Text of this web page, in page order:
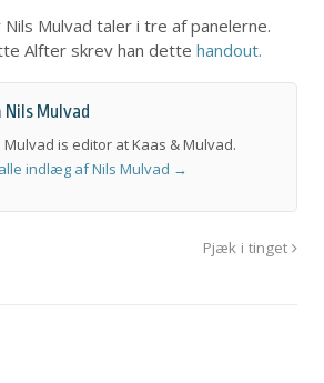
Mulvad taler i tre af panelerne.
Alfter skrev han dettehandout.
Nils Mulvad
Mulvad is editor at Kaas & Mulvad.
indlæg af Nils Mulvad →
Pjæk i tinget